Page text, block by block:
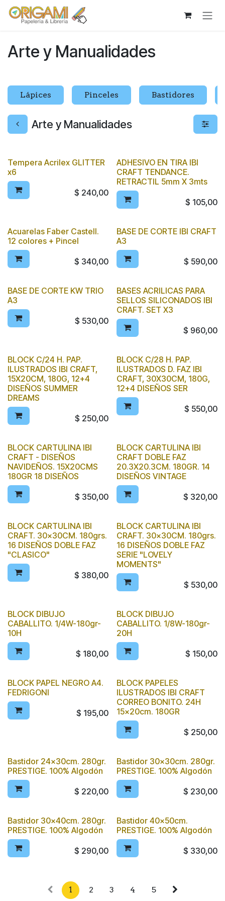
Ir al contenido
Arte y Manualidades
Lápices Pinceles Bastidores
Arte y Manualidades
Tempera Acrilex GLITTER
x6
$ 240,00
ADHESIVO EN TIRA IBI
CRAFT TENDANCE.
RETRACTIL 5mm X 3mts
$ 105,00
Acuarelas Faber Castell.
12 colores + Pincel
$ 340,00
BASE DE CORTE IBI CRAFT
A3
$ 590,00
BASE DE CORTE KW TRIO
A3
$ 530,00
BASES ACRILICAS PARA
SELLOS SILICONADOS IBI
CRAFT. SET X3
$ 960,00
BLOCK C/24 H. PAP.
ILUSTRADOS IBI CRAFT,
15X20CM, 180G, 12+4
DISEÑOS SUMMER
DREAMS
$ 250,00
BLOCK C/28 H. PAP.
ILUSTRADOS D. FAZ IBI
CRAFT, 30X30CM, 180G,
12+4 DISEÑOS SER
$ 550,00
BLOCK CARTULINA IBI
CRAFT - DISEÑOS
NAVIDEÑOS. 15X20CMS
180GR 18 DISEÑOS
$ 350,00
BLOCK CARTULINA IBI
CRAFT DOBLE FAZ
20.3X20.3CM. 180GR. 14
DISEÑOS VINTAGE
$ 320,00
BLOCK CARTULINA IBI
CRAFT. 30x30CM. 180grs.
16 DISEÑOS DOBLE FAZ
"CLASICO"
$ 380,00
BLOCK CARTULINA IBI
CRAFT. 30x30CM. 180grs.
16 DISEÑOS DOBLE FAZ
SERIE "LOVELY
MOMENTS"
$ 530,00
BLOCK DIBUJO
CABALLITO. 1/4W-180gr-
10H
$ 180,00
BLOCK DIBUJO
CABALLITO. 1/8W-180gr-
20H
$ 150,00
BLOCK PAPEL NEGRO A4.
FEDRIGONI
$ 195,00
BLOCK PAPELES
ILUSTRADOS IBI CRAFT
CORREO BONITO. 24H
15x20cm. 180GR
$ 250,00
Bastidor 24x30cm. 280gr.
PRESTIGE. 100% Algodón
$ 220,00
Bastidor 30x30cm. 280gr.
PRESTIGE. 100% Algodón
$ 230,00
Bastidor 30x40cm. 280gr.
PRESTIGE. 100% Algodón
$ 290,00
Bastidor 40x50cm.
PRESTIGE. 100% Algodón
$ 330,00
1 2 3 4 5